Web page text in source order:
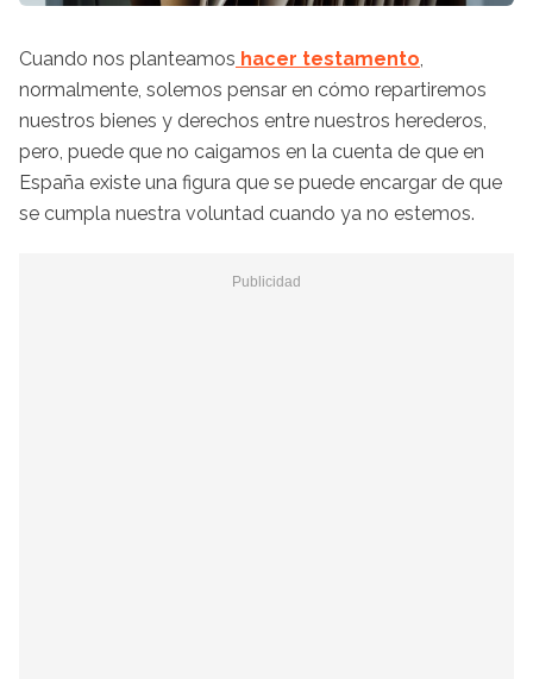
Cuando nos planteamos hacer testamento,
normalmente, solemos pensar en cómo repartiremos
nuestros bienes y derechos entre nuestros herederos,
pero, puede que no caigamos en la cuenta de que en
España existe una figura que se puede encargar de que
se cumpla nuestra voluntad cuando ya no estemos.